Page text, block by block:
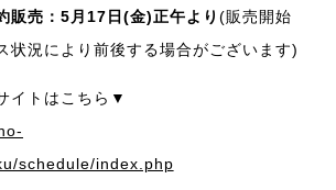
販売：5月17日(金)正午より (販売開始
状況により前後する場合がございます)
イトはこちら▼
schedule/index.php